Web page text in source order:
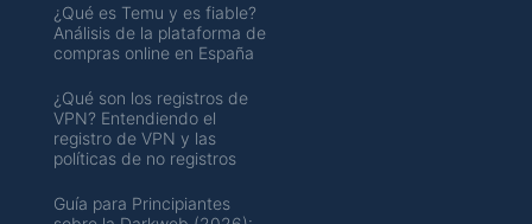
¿Qué es Temu y es fiable?
Análisis de la plataforma de
compras online en España
¿Qué son los registros de
VPN? Entendiendo el
registro de VPN y las
políticas de no registros
Guía para Principiantes